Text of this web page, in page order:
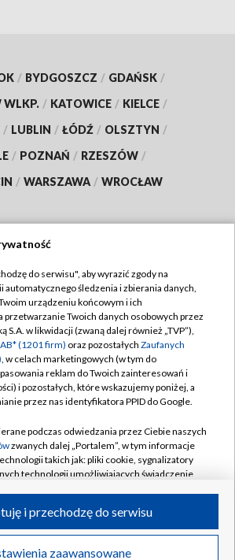
/ BYDGOSZCZ / GDAŃSK /
WLKP. / KATOWICE / KIELCE /
/ LUBLIN / ŁÓDŹ / OLSZTYN /
/ POZNAŃ / RZESZÓW /
/ WARSZAWA / WROCŁAW
TVP
TVP
Cyfrowa
Regulamin TVP
Polityka prywatności
Moje zgody
Pomoc
Kontakt
Kanały
Polska S.A. w likwidacji
do serwisu", aby wyrazić zgody na
śledzenia i zbierania danych,
urządzeniu końcowym i ich
przetwarzanie Twoich danych osobowych przez
S.A. w likwidacji (zwaną dalej również „TVP”),
(1201 firm) oraz pozostałych Zaufanych
, w celach marketingowych (w tym do
reklam do Twoich zainteresowań i
i pozostałych, które wskazujemy poniżej, a
przez nas identyfikatora PPID do Google.
podczas odwiedzania przez Ciebie naszych
zwanych dalej „Portalem”, w tym informacje
takich jak: pliki cookie, sygnalizatory
technologii umożliwiających świadczenie
podczas odwiedzania przez Ciebie
zaawansowane
i przechodzę do serwisu